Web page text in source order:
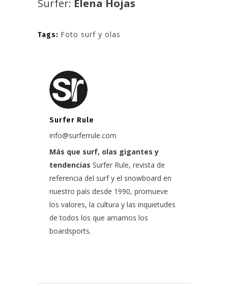
Surfer: Elena Hojas
Tags: Foto surf y olas
Surfer Rule
info@surferrule.com
Más que surf, olas gigantes y
tendencias Surfer Rule, revista de
referencia del surf y el snowboard en
nuestro país desde 1990, promueve
los valores, la cultura y las inquietudes
de todos los que amamos los
boardsports.